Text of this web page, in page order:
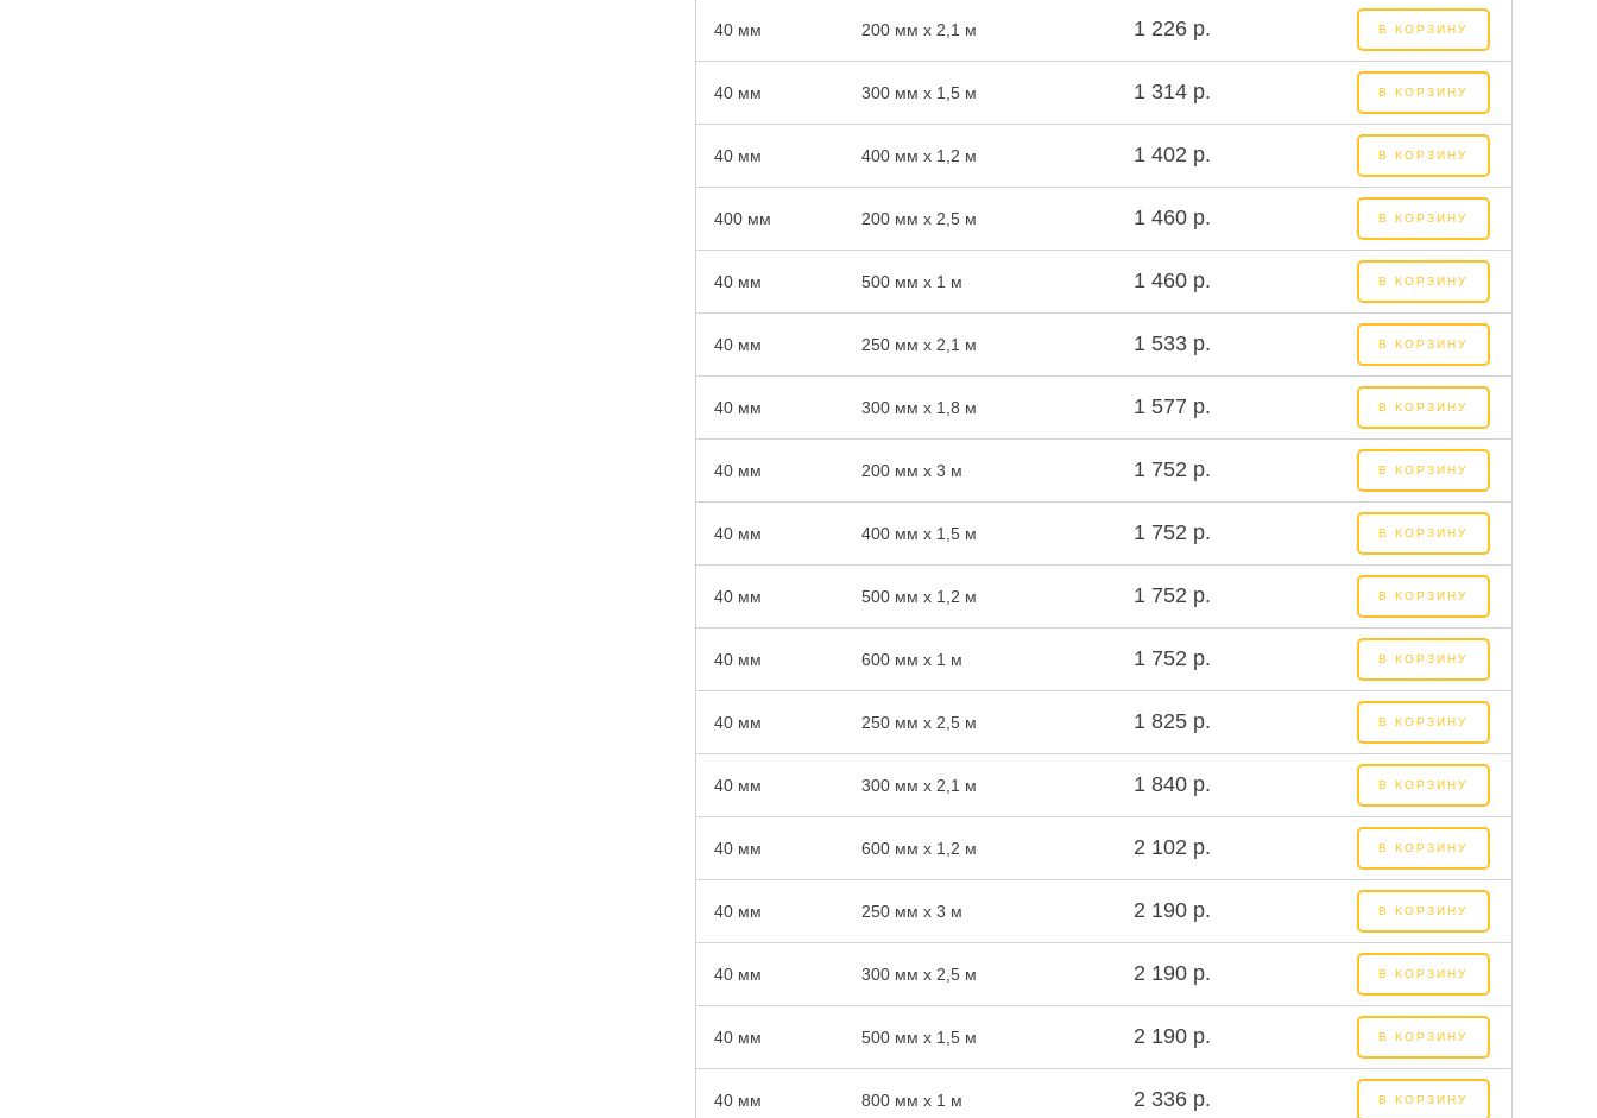
40 мм 200 мм x 2,1 м 1 226 р. В КОРЗИНУ
40 мм 300 мм x 1,5 м 1 314 р. В КОРЗИНУ
40 мм 400 мм x 1,2 м 1 402 р. В КОРЗИНУ
400 мм 200 мм x 2,5 м 1 460 р. В КОРЗИНУ
40 мм 500 мм x 1 м 1 460 р. В КОРЗИНУ
40 мм 250 мм x 2,1 м 1 533 р. В КОРЗИНУ
40 мм 300 мм x 1,8 м 1 577 р. В КОРЗИНУ
40 мм 200 мм x 3 м 1 752 р. В КОРЗИНУ
40 мм 400 мм x 1,5 м 1 752 р. В КОРЗИНУ
40 мм 500 мм x 1,2 м 1 752 р. В КОРЗИНУ
40 мм 600 мм x 1 м 1 752 р. В КОРЗИНУ
40 мм 250 мм x 2,5 м 1 825 р. В КОРЗИНУ
40 мм 300 мм x 2,1 м 1 840 р. В КОРЗИНУ
40 мм 600 мм x 1,2 м 2 102 р. В КОРЗИНУ
40 мм 250 мм x 3 м 2 190 р. В КОРЗИНУ
40 мм 300 мм x 2,5 м 2 190 р. В КОРЗИНУ
40 мм 500 мм x 1,5 м 2 190 р. В КОРЗИНУ
40 мм 800 мм x 1 м 2 336 р. В КОРЗИНУ